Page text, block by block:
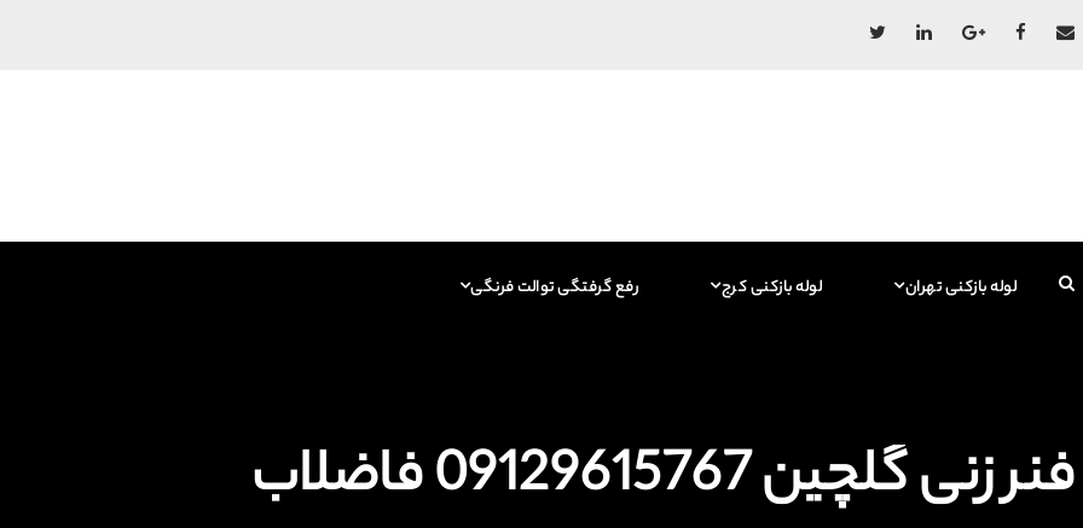
رفع گرفتگی توالت فرنگی لوله بازکنی کرج لوله بازکنی تهران
فنر زنی گلچین 09129615767 فاضلاب